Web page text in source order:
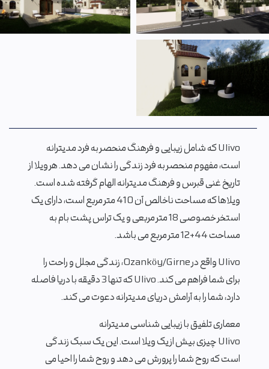
Ulivo که شامل زیبایی و فرهنگ منحصر به فرد مدیترانه
است، مفهوم منحصر به فرد زندگی را نشان می دهد. هر ویلا از
تاریخ غنی قبرس و فرهنگ مدیترانه الهام گرفته شده است.
ویلاها که مساحت ناخالص آن 410 متر مربع است، دارای یک
استخر خصوصی 18 متر مربعی و یک تراس پشت بام به
مساحت 44+12 متر مربع می باشد.
Ulivo واقع در Ozanköy/Girne، زندگی مجلل و راحت را
برای شما فراهم می کند. Ulivo که تنها 3 دقیقه با دریا فاصله
دارد، شما را به آرامش دریای مدیترانه دعوت می کند.
معماری تلفیق با زیبایی شناسی مدیترانه
Ulivo چیزی بیش از یک ویلا است. این یک سبک زندگی
است که روح شما را پرورش می دهد و روح شما را احیا می